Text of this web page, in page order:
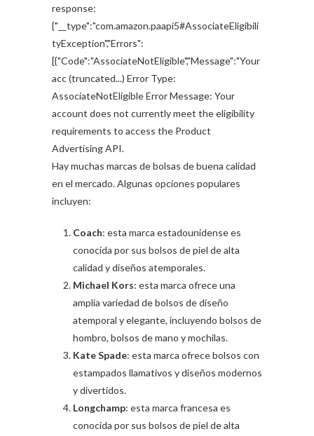
response:
{"__type":"com.amazon.paapi5#AssociateEligibili
tyException","Errors":
[{"Code":"AssociateNotEligible","Message":"Your
acc (truncated...) Error Type:
AssociateNotEligible Error Message: Your
account does not currently meet the eligibility
requirements to access the Product
Advertising API.
Hay muchas marcas de bolsas de buena calidad
en el mercado. Algunas opciones populares
incluyen:
Coach: esta marca estadounidense es
conocida por sus bolsos de piel de alta
calidad y diseños atemporales.
Michael Kors: esta marca ofrece una
amplia variedad de bolsos de diseño
atemporal y elegante, incluyendo bolsos de
hombro, bolsos de mano y mochilas.
Kate Spade: esta marca ofrece bolsos con
estampados llamativos y diseños modernos
y divertidos.
Longchamp: esta marca francesa es
conocida por sus bolsos de piel de alta